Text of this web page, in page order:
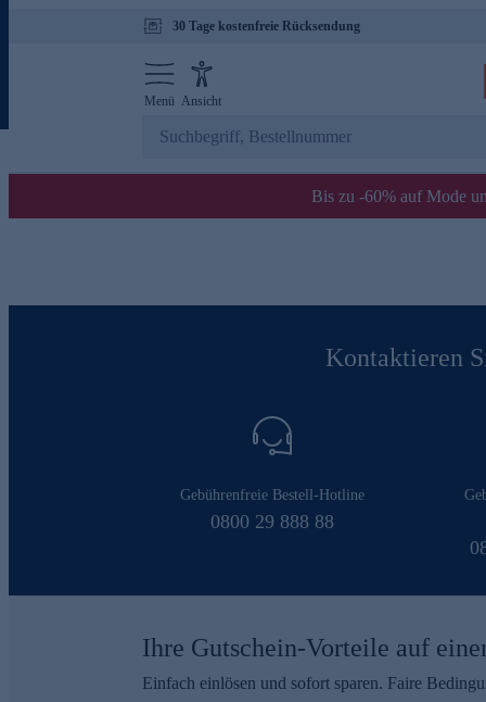
30 Tage kostenfreie Rücksendung
Menü Ansicht
Bis zu -60% auf Mode
Kontaktieren
Gebührenfreie Bestell-Hotline
0800 29 888 88
Ihre Gutschein-Vorteile auf
Einfach einlösen und sofort sparen. Faire